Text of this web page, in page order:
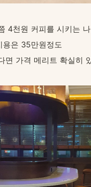
4천원 커피를 시키는 나
용은 35만원정도
면 가격 메리트 확실히